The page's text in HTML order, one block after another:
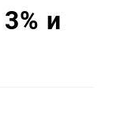
и